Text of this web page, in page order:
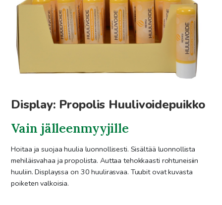
Display: Propolis Huulivoidepuikko
Vain jälleenmyyjille
Hoitaa ja suojaa huulia luonnollisesti. Sisältää luonnollista
mehiläisvahaa ja propolista. Auttaa tehokkaasti rohtuneisiin
huuliin. Displayssa on 30 huulirasvaa. Tuubit ovat kuvasta
poiketen valkoisia.